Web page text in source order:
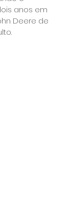
anos em
Deere de